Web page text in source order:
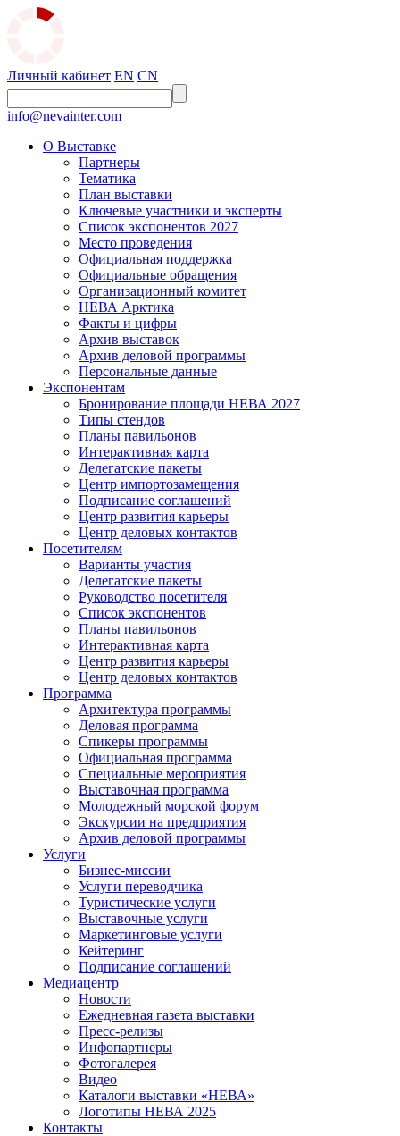
Личный кабинет EN CN
info@nevainter.com
О Выставке
Партнеры
Тематика
План выставки
Ключевые участники и эксперты
Список экспонентов 2027
Место проведения
Официальная поддержка
Официальные обращения
Организационный комитет
НЕВА Арктика
Факты и цифры
Архив выставок
Архив деловой программы
Персональные данные
Экспонентам
Бронирование площади НЕВА 2027
Типы стендов
Планы павильонов
Интерактивная карта
Делегатские пакеты
Центр импортозамещения
Подписание соглашений
Центр развития карьеры
Центр деловых контактов
Посетителям
Варианты участия
Делегатские пакеты
Руководство посетителя
Список экспонентов
Планы павильонов
Интерактивная карта
Центр развития карьеры
Центр деловых контактов
Программа
Архитектура программы
Деловая программа
Спикеры программы
Официальная программа
Специальные мероприятия
Выставочная программа
Молодежный морской форум
Экскурсии на предприятия
Архив деловой программы
Услуги
Бизнес-миссии
Услуги переводчика
Туристические услуги
Выставочные услуги
Маркетинговые услуги
Кейтеринг
Подписание соглашений
Медиацентр
Новости
Ежедневная газета выставки
Пресс-релизы
Инфопартнеры
Фотогалерея
Видео
Каталоги выставки «НЕВА»
Логотипы НЕВА 2025
Контакты